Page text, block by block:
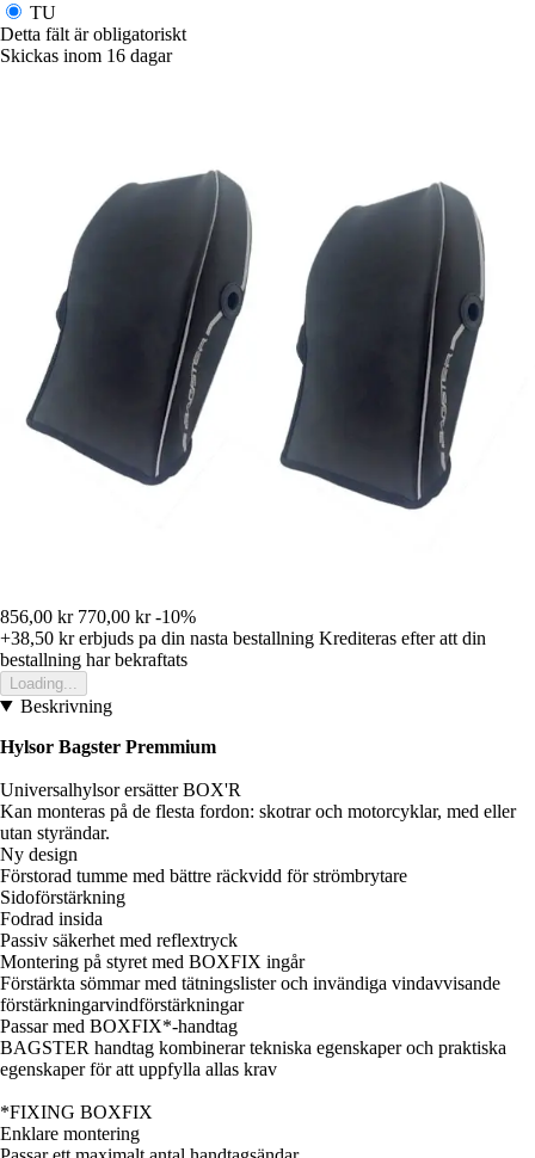
TU
Detta fält är obligatoriskt
Skickas inom 16 dagar
856,00 kr 770,00 kr -10%
+38,50 krerbjuds pa din nasta bestallning Krediteras efter att din
bestallning har bekraftats
Loading...
Beskrivning
Hylsor Bagster Premmium
Universalhylsor ersätter BOX'R
Kan monteras på de flesta fordon: skotrar och motorcyklar, med eller
utan styrändar.
Ny design
Förstorad tumme med bättre räckvidd för strömbrytare
Sidoförstärkning
Fodrad insida
Passiv säkerhet med reflextryck
Montering på styret med BOXFIX ingår
Förstärkta sömmar med tätningslister och invändiga vindavvisande
förstärkningarvindförstärkningar
Passar med BOXFIX*-handtag
BAGSTER handtag kombinerar tekniska egenskaper och praktiska
egenskaper för att uppfylla allas krav
*FIXING BOXFIX
Enklare montering